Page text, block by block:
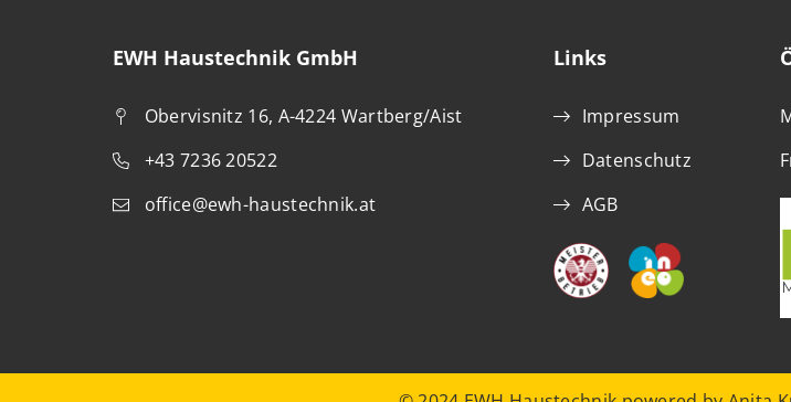
EWH Haustechnik GmbH
Obervisnitz 16, A-4224 Wartberg/Aist
+43 7236 20522
office@ewh-haustechnik.at
Links
Impressum
Datenschutz
AGB